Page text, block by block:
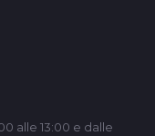
alle 13:00 e dalle